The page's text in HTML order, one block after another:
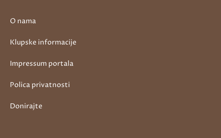
O nama
Klupske informacije
Impressum portala
Polica privatnosti
Donirajte